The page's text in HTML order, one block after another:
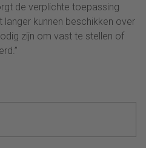
de verplichte toepassing
kunnen beschikken over
zijn om vast te stellen of